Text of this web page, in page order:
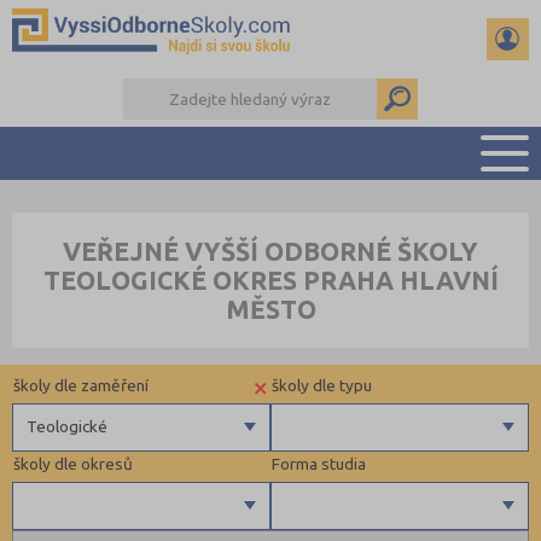
PŘÍPRAVA NA PŘIJÍMAČKY
KALENDÁŘ AKCÍ
DALŠÍ DRUHY ŠKOL
VEŘEJNÉ VYŠŠÍ ODBORNÉ ŠKOLY
TEOLOGICKÉ OKRES PRAHA HLAVNÍ
MĚSTO
Forma studia
školy dle okresů
školy dle typu
Církevní
×
Teologické
školy dle zaměření
Zdravotnické